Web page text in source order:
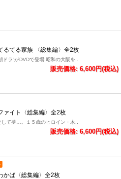
るてる家族 〈総集編〉全2枚
ドラ”がDVDで登場!昭和の大阪を..
販売価格: 6,600円(税込)
ァイト〈総集編〉全2枚
て夢…。１５歳のヒロイン・木..
販売価格: 6,600円(税込)
かば〈総集編〉全2枚